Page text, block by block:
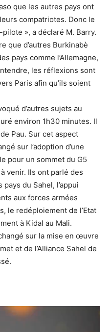
que les autres pays ont
compatriotes. Donc le
», a déclaré M. Barry.
que d’autres Burkinabè
pays comme l’Allemagne,
les réflexions sont
Paris afin qu’ils soient
d’autres sujets au
environ 1h30 minutes. Il
Pau. Sur cet aspect
sur l’adoption d’une
pour un sommet du G5
venir. Ils ont parlé des
du Sahel, l’appui
aux forces armées
le redéploiement de l’Etat
à Kidal au Mali.
sur la mise en œuvre
et de l’Alliance Sahel de
Lecteur